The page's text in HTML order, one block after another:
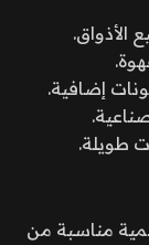
الأذواق.
إضافية.
طويلة.
مناسبة من